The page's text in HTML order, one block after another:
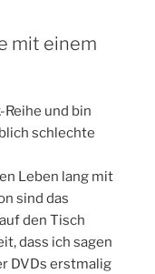
mit einem
Reihe und bin
schlechte
Leben lang mit
sind das
den Tisch
dass ich sagen
DVDs erstmalig